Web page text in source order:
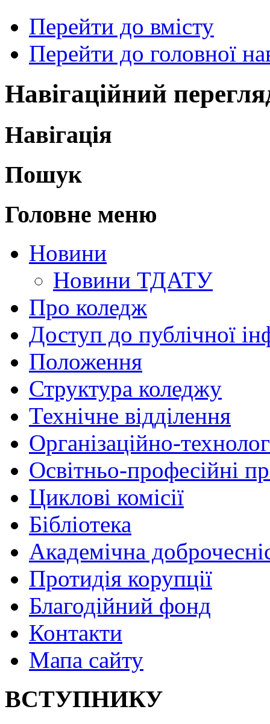
Перейти до вмісту
Перейти до головної
Навігаційний
Навігація
Пошук
Головне меню
Новини
Новини ТДАТУ
Про коледж
Доступ до публічної
Положення
Структура коледжу
Технічне відділення
Організаційно-
Освітньо-професійні
Циклові комісії
Бібліотека
Академічна
Протидія корупції
Благодійний фонд
Контакти
Мапа сайту
ВСТУПНИКУ